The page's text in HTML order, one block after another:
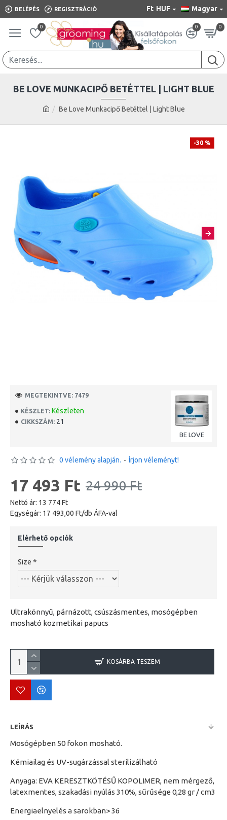
BELÉPÉS REGISZTRÁCIÓ Ft HUF Magyar
0 0 0
Be Love Munkacipő Betéttel | Light Blue
BE LOVE MUNKACIPŐ BETÉTTEL | LIGHT BLUE
-30 %
KÉSZLET: Készleten
CIKKSZÁM: 21
BE LOVE
MEGTEKINTVE: 7479
0 vélemény alapján. - Írjon véleményt!
17 493 Ft 24 990 Ft
Nettó ár: 13 774 Ft
Egységár: 17 493,00 Ft/db ÁFA-val
Elérhető opciók
Size
Ultrakönnyű, párnázott, csúszásmentes, mosógépben
mosható kozmetikai papucs
KOSÁRBA TESZEM
LEÍRÁS
Mosógépben 50 fokon mosható.
Kémiailag és UV-sugárzással sterilizálható
Anyaga: EVA KERESZTKÖTÉSŰ KOPOLIMER, nem mérgező,
latexmentes, szakadási nyúlás 310%, sűrűsége 0,28 gr / cm3
Energiaelnyelés a sarokban> 36